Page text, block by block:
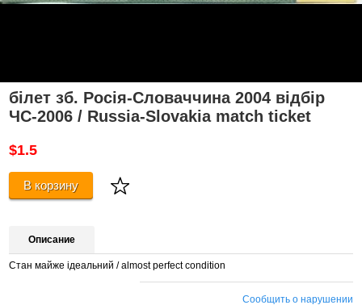
білет зб. Росія-Словаччина 2004 відбір
ЧС-2006 / Russia-Slovakia match ticket
$1.5
В корзину
Описание
Стан майже ідеальний / almost perfect condition
Сообщить о нарушении